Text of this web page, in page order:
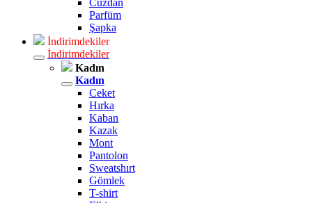
Cüzdan
Parfüm
Şapka
İndirimdekiler
İndirimdekiler
Kadın
Kadın
Ceket
Hırka
Kaban
Kazak
Mont
Pantolon
Sweatshırt
Gömlek
T-shirt